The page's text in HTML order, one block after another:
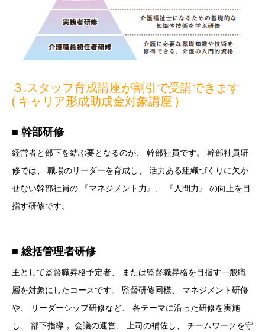
３.スタッフ育成講座が割引で受講できます
( キャリア形成助成金対象講座 )
■ 幹部研修
経営者と部下を結ぶ要となるのが、 幹部社員です。 幹部社員研
修では、 職場のリーダーを育成し、 活力ある組織づくりに欠か
せない幹部社員の 『マネジメント力』、 『人間力』 の向上を目
指す研修です。
■ 総括管理者研修
主として監督職昇格予定者、 または監督職昇格を目指す一般職
層を対象にしたコースです。 監督研修同様、 マネジメント研修
や、 リーダーシップ研修など、 各テーマに沿った研修を実施
し、 部下指導， 会議の運営、 上司の補佐し、 チームワークを守